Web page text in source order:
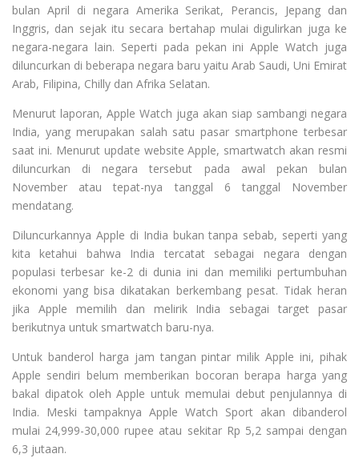
bulan April di negara Amerika Serikat, Perancis, Jepang dan
Inggris, dan sejak itu secara bertahap mulai digulirkan juga ke
negara-negara lain. Seperti pada pekan ini Apple Watch juga
diluncurkan di beberapa negara baru yaitu Arab Saudi, Uni Emirat
Arab, Filipina, Chilly dan Afrika Selatan.
Menurut laporan, Apple Watch juga akan siap sambangi negara
India, yang merupakan salah satu pasar smartphone terbesar
saat ini. Menurut update website Apple, smartwatch akan resmi
diluncurkan di negara tersebut pada awal pekan bulan
November atau tepat-nya tanggal 6 tanggal November
mendatang.
Diluncurkannya Apple di India bukan tanpa sebab, seperti yang
kita ketahui bahwa India tercatat sebagai negara dengan
populasi terbesar ke-2 di dunia ini dan memiliki pertumbuhan
ekonomi yang bisa dikatakan berkembang pesat. Tidak heran
jika Apple memilih dan melirik India sebagai target pasar
berikutnya untuk smartwatch baru-nya.
Untuk banderol harga jam tangan pintar milik Apple ini, pihak
Apple sendiri belum memberikan bocoran berapa harga yang
bakal dipatok oleh Apple untuk memulai debut penjulannya di
India. Meski tampaknya Apple Watch Sport akan dibanderol
mulai 24,999-30,000 rupee atau sekitar Rp 5,2 sampai dengan
6,3 jutaan.